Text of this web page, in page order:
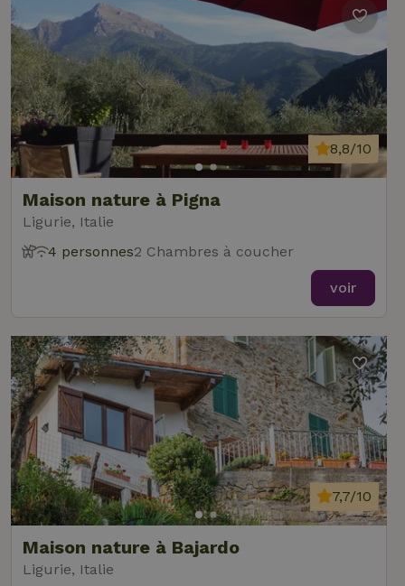
Maison nature à Pigna
Ligurie, Italie
8,8/10
4 personnes2 Chambres à coucher
voir
Maison nature à Bajardo
Ligurie, Italie
7,7/10